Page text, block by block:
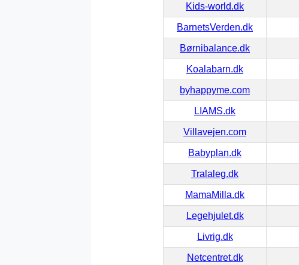
Kids-world.dk
BarnetsVerden.dk
Børnibalance.dk
Koalabarn.dk
byhappyme.com
LIAMS.dk
Villavejen.com
Babyplan.dk
Tralaleg.dk
MamaMilla.dk
Legehjulet.dk
Livrig.dk
Netcentret.dk